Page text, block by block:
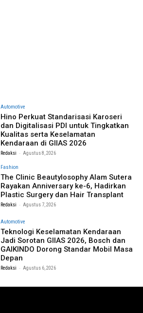
Automotive
Hino Perkuat Standarisasi Karoseri
dan Digitalisasi PDI untuk Tingkatkan
Kualitas serta Keselamatan
Kendaraan di GIIAS 2026
Redaksi - Agustus 8, 2026
Fashion
The Clinic Beautylosophy Alam Sutera
Rayakan Anniversary ke-6, Hadirkan
Plastic Surgery dan Hair Transplant
Redaksi - Agustus 7, 2026
Automotive
Teknologi Keselamatan Kendaraan
Jadi Sorotan GIIAS 2026, Bosch dan
GAIKINDO Dorong Standar Mobil Masa
Depan
Redaksi - Agustus 6, 2026